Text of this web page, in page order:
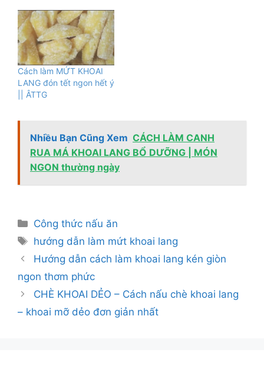
Cách làm MỨT KHOAI
LANG đón tết ngon hết ý
|| ÂTTG
Nhiều Bạn Cũng Xem CÁCH LÀM CANH
RUA MÁ KHOAI LANG BỔ DƯỠNG | MÓN
NGON thường ngày
Danh
mục
Công thức nấu ăn
Thẻ
hướng dẫn làm mứt khoai lang
Hướng dẫn cách làm khoai lang kén giòn
ngon thơm phức
CHÈ KHOAI DẺO – Cách nấu chè khoai lang
– khoai mỡ dẻo đơn giản nhất